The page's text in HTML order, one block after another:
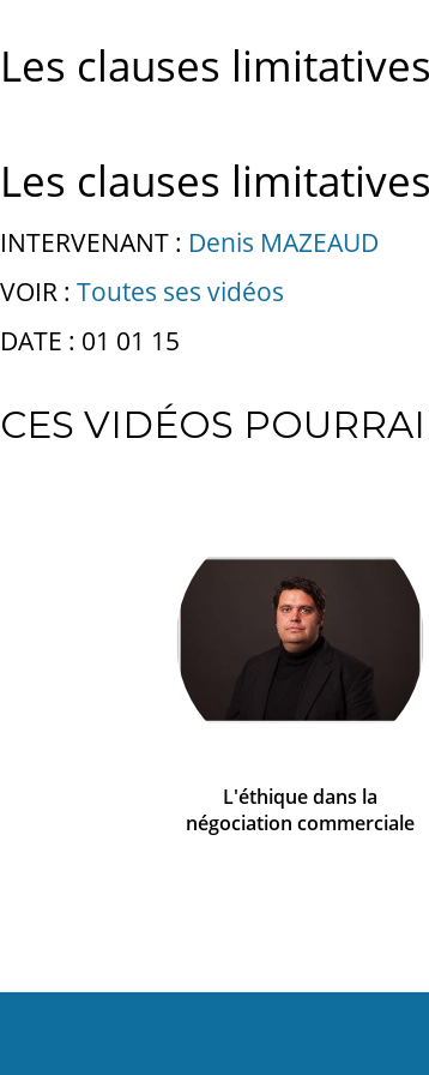
Les clauses
Les clauses
INTERVENANT : Denis MAZEAUD
VOIR : Toutes ses vidéos
DATE : 01 01 15
CES VIDÉOS
L'éthique dans la
négociation commerciale